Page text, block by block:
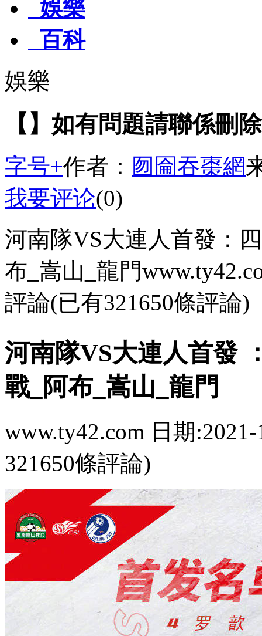
娛樂
百科
娛樂
【】如有問題請聯係刪除
字号+作者： 囫圇吞棗網
我要评论(0)
河南隊VS大連人首發：
布_嵩山_龍門
評論(已有321650條評論)
河南隊VS大連人首發
戰_阿布_嵩山_龍門
www.ty42.com 日期
321650條評論)